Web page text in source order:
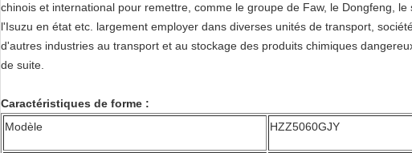
chinois et international pour remettre, comme le groupe de Faw, le Dongfeng, le
l'Isuzu en état etc. largement employer dans diverses unités de transport,
d'autres industries au transport et au stockage des produits chimiques
de suite.
Caractéristiques de forme :
Modèle
HZZ5060GJY